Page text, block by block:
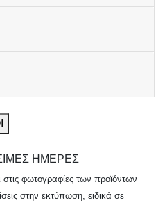
ΗΜΕΡΕΣ
φωτογραφίες των προϊόντων
στην εκτύπωση, ειδικά σε